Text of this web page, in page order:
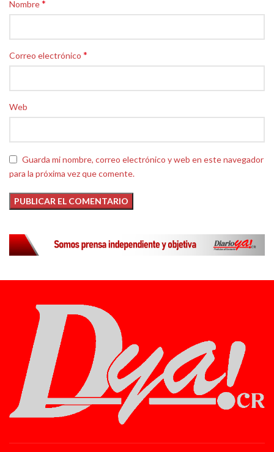
Nombre*
Correo electrónico *
Web
Guarda mi nombre, correo electrónico y web en este navegador
para la próxima vez que comente.